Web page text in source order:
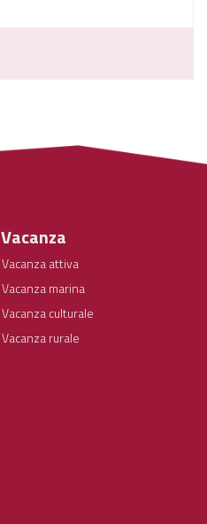
Vacanza
Vacanza attiva
Vacanza marina
Vacanza culturale
Vacanza rurale